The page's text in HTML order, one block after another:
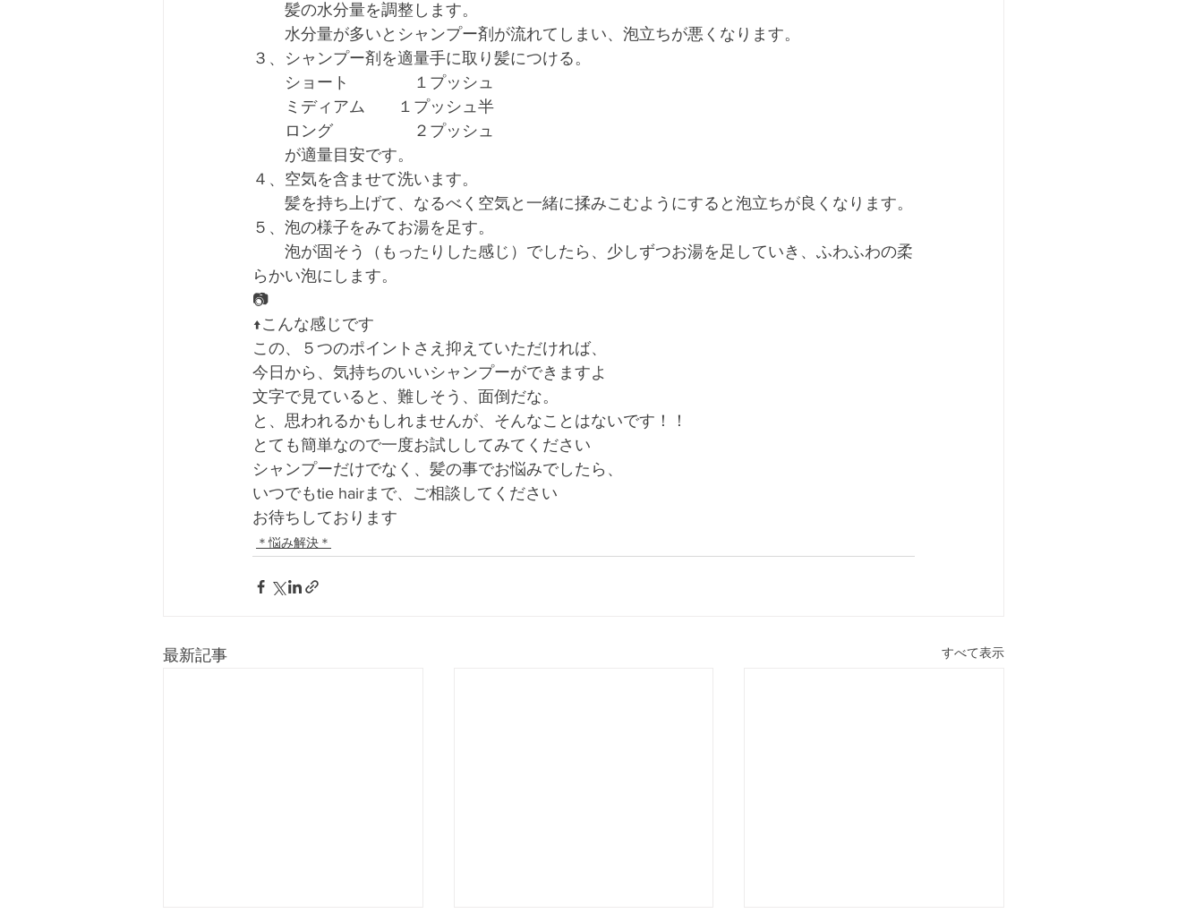
髪の水分量を調整します。
水分量が多いとシャンプー剤が流れてしまい、泡立ちが悪くなります。
３、シャンプー剤を適量手に取り髪につける。
ショート　　　　１プッシュ
ミディアム　　１プッシュ半
ロング　　　　　２プッシュ
が適量目安です。
４、空気を含ませて洗います。
髪を持ち上げて、なるべく空気と一緒に揉みこむようにすると泡立ちが良くなります。
５、泡の様子をみてお湯を足す。
泡が固そう（もったりした感じ）でしたら、少しずつお湯を足していき、ふわふわの柔
らかい泡にします。
📷
↑こんな感じです
この、５つのポイントさえ抑えていただければ、
今日から、気持ちのいいシャンプーができますよ
文字で見ていると、難しそう、面倒だな。
と、思われるかもしれませんが、そんなことはないです！！
とても簡単なので一度お試ししてみてください
シャンプーだけでなく、髪の事でお悩みでしたら、
いつでもtie hairまで、ご相談してください
お待ちしております
＊悩み解決＊
最新記事 すべて表示